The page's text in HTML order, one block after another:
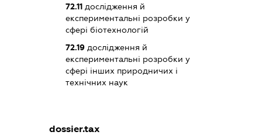
72.11дослідження й
експериментальні розробки у
сфері біотехнологій
72.19дослідження й
експериментальні розробки у
сфері інших природничих і
технічних наук
dossier.tax